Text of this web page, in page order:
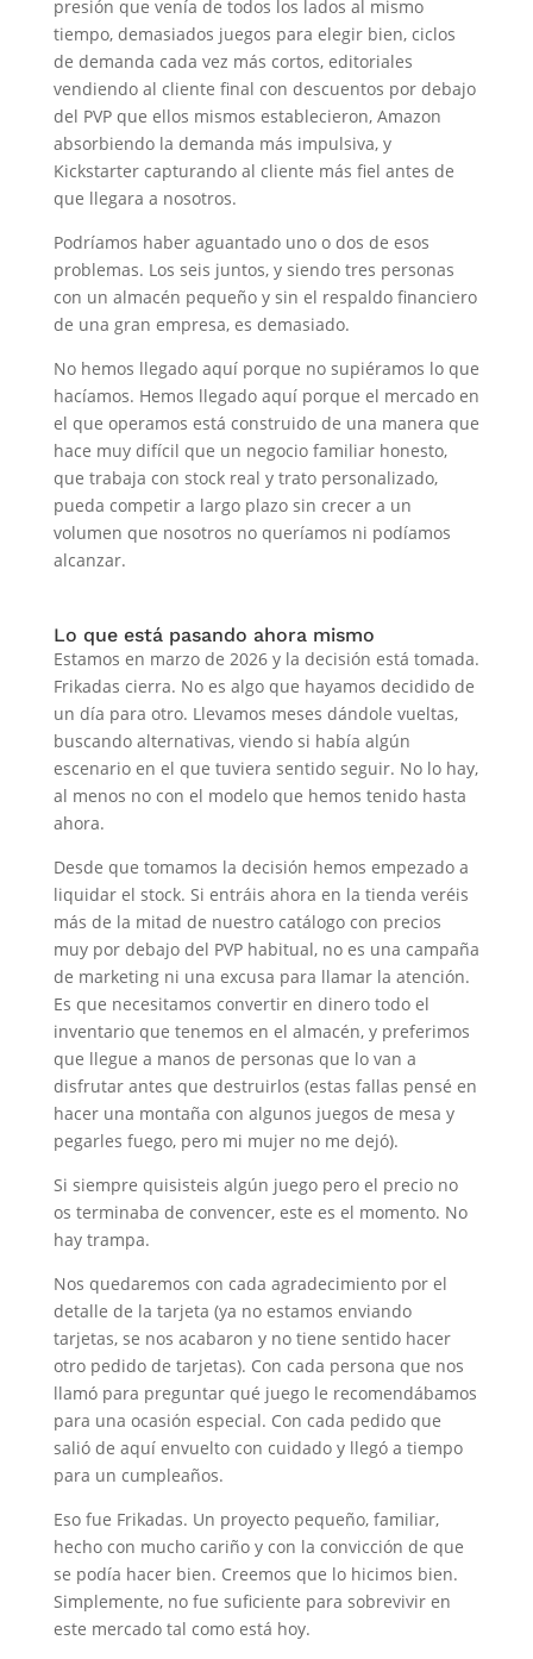
presión que venía de todos los lados al mismo
tiempo, demasiados juegos para elegir bien, ciclos
de demanda cada vez más cortos, editoriales
vendiendo al cliente final con descuentos por debajo
del PVP que ellos mismos establecieron, Amazon
absorbiendo la demanda más impulsiva, y
Kickstarter capturando al cliente más fiel antes de
que llegara a nosotros.
Podríamos haber aguantado uno o dos de esos
problemas. Los seis juntos, y siendo tres personas
con un almacén pequeño y sin el respaldo financiero
de una gran empresa, es demasiado.
No hemos llegado aquí porque no supiéramos lo que
hacíamos. Hemos llegado aquí porque el mercado en
el que operamos está construido de una manera que
hace muy difícil que un negocio familiar honesto,
que trabaja con stock real y trato personalizado,
pueda competir a largo plazo sin crecer a un
volumen que nosotros no queríamos ni podíamos
alcanzar.
Lo que está pasando ahora mismo
Estamos en marzo de 2026 y la decisión está tomada.
Frikadas cierra. No es algo que hayamos decidido de
un día para otro. Llevamos meses dándole vueltas,
buscando alternativas, viendo si había algún
escenario en el que tuviera sentido seguir. No lo hay,
al menos no con el modelo que hemos tenido hasta
ahora.
Desde que tomamos la decisión hemos empezado a
liquidar el stock. Si entráis ahora en la tienda veréis
más de la mitad de nuestro catálogo con precios
muy por debajo del PVP habitual, no es una campaña
de marketing ni una excusa para llamar la atención.
Es que necesitamos convertir en dinero todo el
inventario que tenemos en el almacén, y preferimos
que llegue a manos de personas que lo van a
disfrutar antes que destruirlos (estas fallas pensé en
hacer una montaña con algunos juegos de mesa y
pegarles fuego, pero mi mujer no me dejó).
Si siempre quisisteis algún juego pero el precio no
os terminaba de convencer, este es el momento. No
hay trampa.
Nos quedaremos con cada agradecimiento por el
detalle de la tarjeta (ya no estamos enviando
tarjetas, se nos acabaron y no tiene sentido hacer
otro pedido de tarjetas). Con cada persona que nos
llamó para preguntar qué juego le recomendábamos
para una ocasión especial. Con cada pedido que
salió de aquí envuelto con cuidado y llegó a tiempo
para un cumpleaños.
Eso fue Frikadas. Un proyecto pequeño, familiar,
hecho con mucho cariño y con la convicción de que
se podía hacer bien. Creemos que lo hicimos bien.
Simplemente, no fue suficiente para sobrevivir en
este mercado tal como está hoy.